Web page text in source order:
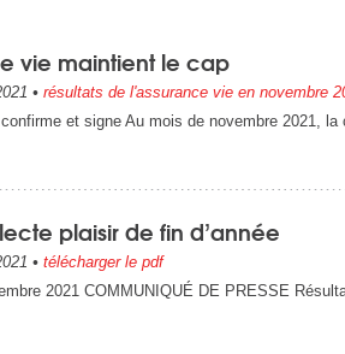
vie maintient le cap
• résultats de l'assurance vie en novembre
confirme et signe Au mois de novembre 2021,
plaisir de fin d’année
• télécharger le pdf
2021 COMMUNIQUÉ DE PRESSE